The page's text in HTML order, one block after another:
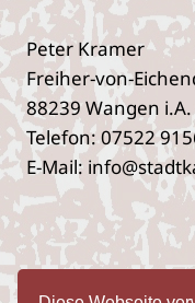
Peter Kramer
Freiher-von-
88239 Wangen i.A.
Telefon: 07522
E‑Mail: